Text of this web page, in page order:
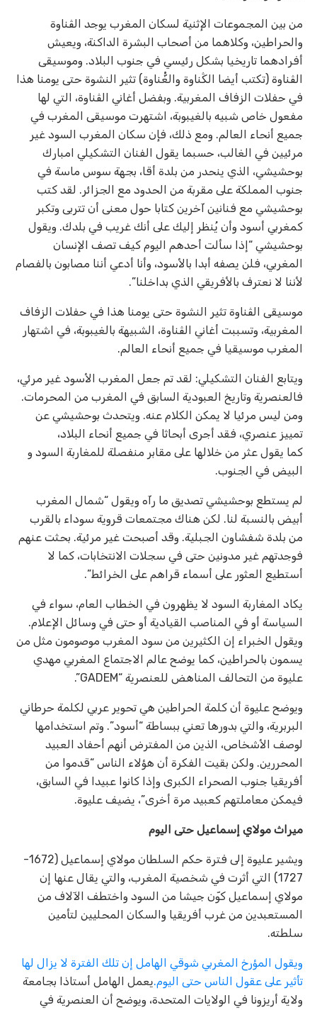
من بين المجموعات الإثنية لسكان المغرب يوجد الڨناوة
والحراطين، وكلاهما من أصحاب البشرة الداكنة، ويعيش
أفرادهما تاريخيا بشكل رئيسي في جنوب البلاد. وموسيقى
الڨناوة (تكتب أيضا الڭناوة والغّْناوة) تثير النشوة حتى يومنا هذا
في حفلات الزفاف المغربية. وبفضل أغاني الڨناوة، التي لها
مفعول خاص شبيه بالغيبوبة، اشتهرت موسيقى المغرب في
جميع أنحاء العالم. ومع ذلك، فإن سكان المغرب السود غير
مرئيين في الغالب، حسبما يقول الفنان التشكيلي امبارك
بوحشيشي، الذي ينحدر من بلدة أقا، بجهة سوس ماسة في
جنوب المملكة على مقربة من الحدود مع الجزائر. لقد كتب
بوحشيشي مع فنانين آخرين كتابا حول معنى أن تتربى وتكبر
كمغربي أسود وأن يُنظر إليك على أنك غريب في بلدك. ويقول
بوحشيشي “إذا سألت أحدهم اليوم كيف تصف الإنسان
المغربي، فلن يصفه أبدا بالأسود، وأنا أدعي أننا مصابون بالفصام
لأننا لا نعترف بالأفريقي الذي بداخلنا”.
موسيقى الڨناوة تثير النشوة حتى يومنا هذا في حفلات الزفاف
المغربية، وتسببت أغاني الڨناوة، الشبيهة بالغيبوبة، في اشتهار
المغرب موسيقيا في جميع أنحاء العالم.
ويتابع الفنان التشكيلي: لقد تم جعل المغرب الأسود غير مرئي،
فالعنصرية وتاريخ العبودية السابق في المغرب من المحرمات.
ومن ليس مرئيا لا يمكن الكلام عنه. ويتحدث بوحشيشي عن
تمييز عنصري، فقد أجرى أبحاثا في جميع أنحاء البلاد،
كما يقول عثر من خلالها على مقابر منفصلة للمغاربة السود و
البيض في الجنوب.
لم يستطع بوحشيشي تصديق ما رآه ويقول “شمال المغرب
أبيض بالنسبة لنا. لكن هناك مجتمعات قروية سوداء بالقرب
من بلدة شفشاون الجبلية. وقد أصبحت غير مرئية. بحثت عنهم
فوجدتهم غير مدونين حتى في سجلات الانتخابات، كما لا
أستطيع العثور على أسماء قراهم على الخرائط”.
يكاد المغاربة السود لا يظهرون في الخطاب العام، سواء في
السياسة أو في المناصب القيادية أو حتى في وسائل الإعلام.
ويقول الخبراء إن الكثيرين من سود المغرب موصومون مثل من
يسمون بالحراطين، كما يوضح عالم الاجتماع المغربي مهدي
عليوة من التحالف المناهض للعنصرية “GADEM”.
ويوضح عليوة أن كلمة الحراطين هي تحوير عربي لكلمة حرطاني
البربرية، والتي بدورها تعني ببساطة “أسود”. وتم استخدامها
لوصف الأشخاص، الذين من المفترض أنهم أحفاد العبيد
المحررين. ولكن بقيت الفكرة أن هؤلاء الناس “قدموا من
أفريقيا جنوب الصحراء الكبرى وإذا كانوا عبيدا في السابق،
فيمكن معاملتهم كعبيد مرة أخرى”، يضيف عليوة.
ميراث مولاي إسماعيل حتى اليوم
ويشير عليوة إلى فترة حكم السلطان مولاي إسماعيل (1672-
1727) التي أثرت في شخصية المغرب، والتي يقال عنها إن
مولاي إسماعيل كوّن جيشا من السود واختطف الآلاف من
المستعبدين من غرب أفريقيا والسكان المحليين لتأمين
سلطته.
ويقول المؤرخ المغربي شوقي الهامل إن تلك الفترة لا يزال لها
تأثير على عقول الناس حتى اليوم.يعمل الهامل أستاذا بجامعة
ولاية أريزونا في الولايات المتحدة، ويوضح أن العنصرية في